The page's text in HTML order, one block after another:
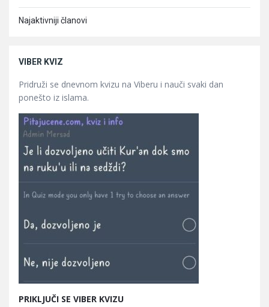
Najaktivniji članovi
VIBER KVIZ
Pridruži se dnevnom kvizu na Viberu i nauči svaki dan
ponešto iz islama.
PRIKLJUČI SE VIBER KVIZU